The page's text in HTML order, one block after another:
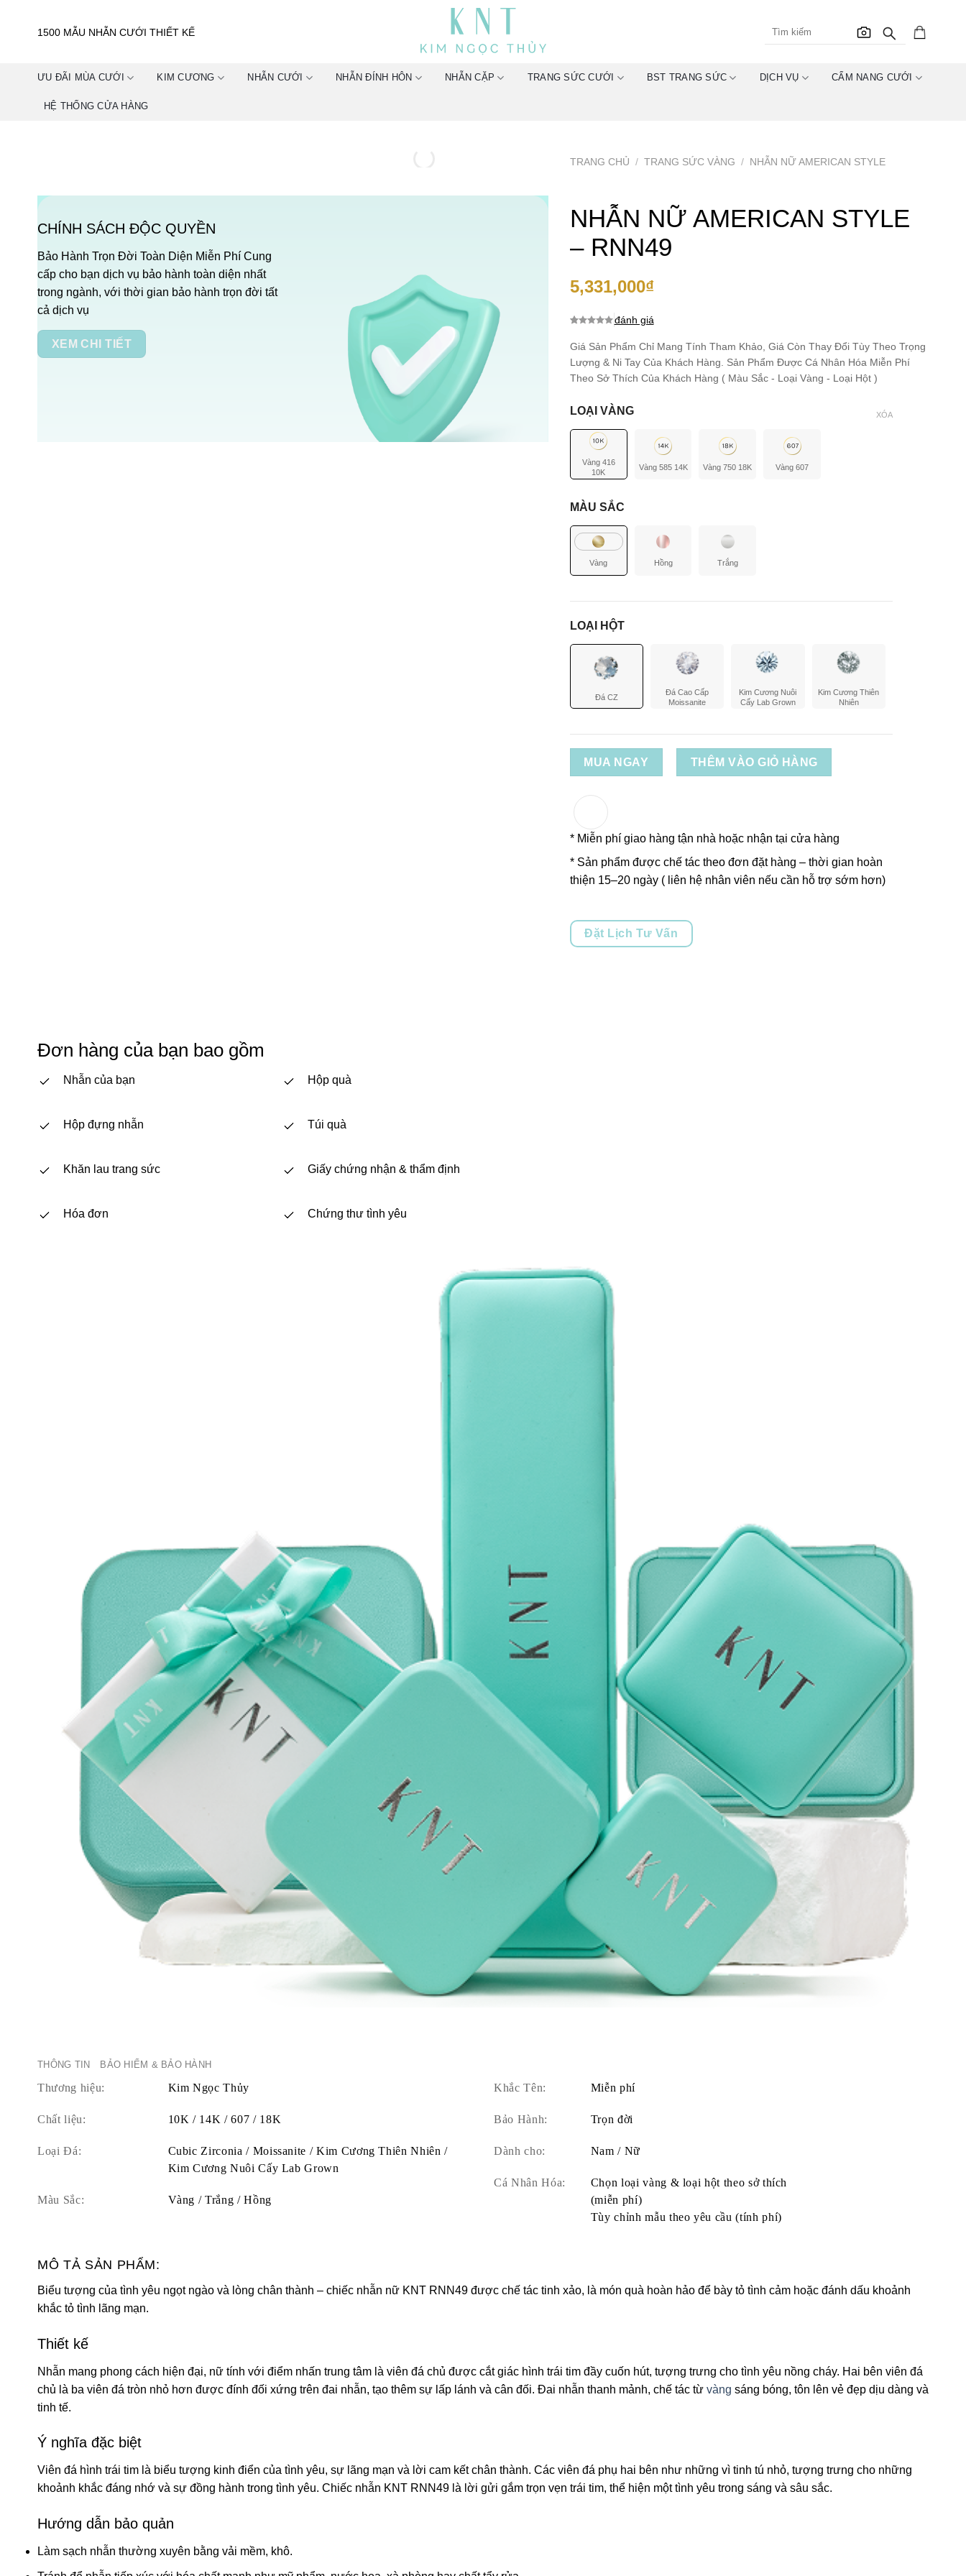
1500 MẪU NHẪN CƯỚI THIẾT KẾ
ƯU ĐÃI MÙA CƯỚI KIM CƯƠNG NHẪN CƯỚI NHẪN ĐÍNH HÔN NHẪN CẶP TRANG SỨC CƯỚI BST TRANG SỨC DỊCH VỤ CẨM NANG CƯỚI
HỆ THỐNG CỬA HÀNG
CHÍNH SÁCH ĐỘC QUYỀN
Bảo Hành Trọn Đời Toàn Diện Miễn Phí Cung
cấp cho bạn dịch vụ bảo hành toàn diện nhất
trong ngành, với thời gian bảo hành trọn đời tất
cả dịch vụ
XEM CHI TIẾT
TRANG CHỦ / TRANG SỨC VÀNG / NHẪN NỮ AMERICAN STYLE
NHẪN NỮ AMERICAN STYLE
– RNN49
5,331,000₫
dựa trên
đánh giá
đánh giá
Giá Sản Phẩm Chỉ Mang Tính Tham Khảo, Giá Còn Thay Đổi Tùy Theo Trọng
Lượng & Ni Tay Của Khách Hàng. Sản Phẩm Được Cá Nhân Hóa Miễn Phí
Theo Sở Thích Của Khách Hàng ( Màu Sắc - Loại Vàng - Loại Hột )
LOẠI VÀNG
Vàng 416
10K
Vàng 585 14K Vàng 750 18K Vàng 607
MÀU SẮC
Vàng Hồng Trắng
LOẠI HỘT
Đá CZ
Đá Cao Cấp
Moissanite
Kim Cương Nuôi
Cấy Lab Grown
Kim Cương Thiên
Nhiên
XÓA
MUA NGAY THÊM VÀO GIỎ HÀNG
* Miễn phí giao hàng tận nhà hoặc nhận tại cửa hàng
* Sản phẩm được chế tác theo đơn đặt hàng – thời gian hoàn
thiện 15–20 ngày ( liên hệ nhân viên nếu cần hỗ trợ sớm hơn)
Đặt Lịch Tư Vấn
Đơn hàng của bạn bao gồm
Nhẫn của bạn
Hộp đựng nhẫn
Khăn lau trang sức
Hóa đơn
Hộp quà
Túi quà
Giấy chứng nhận & thẩm định
Chứng thư tình yêu
THÔNG TIN BẢO HIỂM & BẢO HÀNH
Thương hiệu: Kim Ngọc Thủy
Chất liệu: 10K / 14K / 607 / 18K
Loại Đá:
Cubic Zirconia / Moissanite / Kim Cương Thiên Nhiên /
Kim Cương Nuôi Cấy Lab Grown
Màu Sắc: Vàng / Trắng / Hồng
Khắc Tên: Miễn phí
Bảo Hành: Trọn đời
Dành cho: Nam / Nữ
Cá Nhân Hóa:
Chọn loại vàng & loại hột theo sở thích
(miễn phí)
Tùy chỉnh mẫu theo yêu cầu (tính phí)
MÔ TẢ SẢN PHẨM:
Biểu tượng của tình yêu ngọt ngào và lòng chân thành – chiếc nhẫn nữ KNT RNN49 được chế tác tinh xảo, là món quà hoàn hảo để bày tỏ tình cảm hoặc đánh dấu khoảnh
khắc tỏ tình lãng mạn.
Thiết kế
Nhẫn mang phong cách hiện đại, nữ tính với điểm nhấn trung tâm là viên đá chủ được cắt giác hình trái tim đầy cuốn hút, tượng trưng cho tình yêu nồng cháy. Hai bên viên đá
chủ là ba viên đá tròn nhỏ hơn được đính đối xứng trên đai nhẫn, tạo thêm sự lấp lánh và cân đối. Đai nhẫn thanh mảnh, chế tác từ vàng sáng bóng, tôn lên vẻ đẹp dịu dàng và
tinh tế.
Ý nghĩa đặc biệt
Viên đá hình trái tim là biểu tượng kinh điển của tình yêu, sự lãng mạn và lời cam kết chân thành. Các viên đá phụ hai bên như những vì tinh tú nhỏ, tượng trưng cho những
khoảnh khắc đáng nhớ và sự đồng hành trong tình yêu. Chiếc nhẫn KNT RNN49 là lời gửi gắm trọn vẹn trái tim, thể hiện một tình yêu trong sáng và sâu sắc.
Hướng dẫn bảo quản
Làm sạch nhẫn thường xuyên bằng vải mềm, khô.